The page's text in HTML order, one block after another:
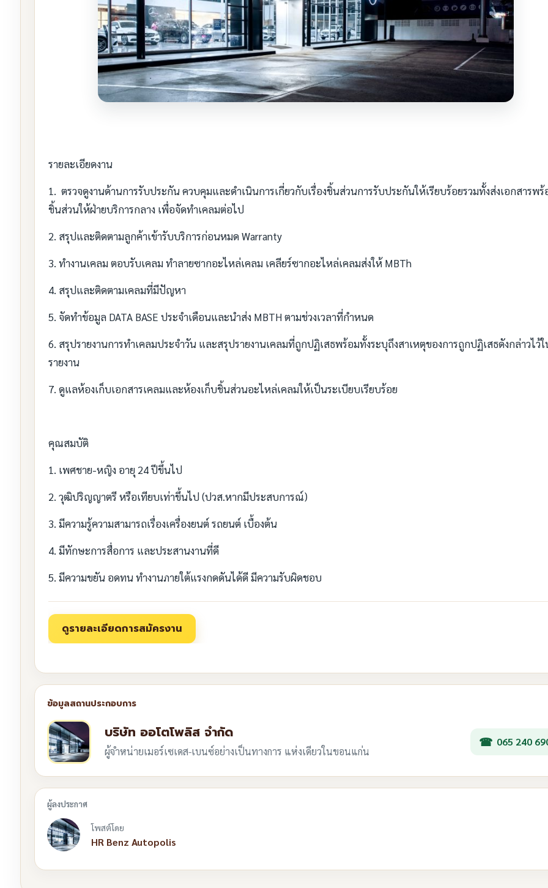
รายละเอียดงาน
1. ตรวจดูงานด้านการรับประกัน ควบคุมและดำเนินการเกี่ยวกับเรื่องชิ้นส่วนการรับประกันให้เรียบร้อยรวมทั้งส่งเอกสารพร้
ชิ้นส่วนให้ฝ่ายบริการกลาง เพื่อจัดทำเคลมต่อไป
2. สรุปและติดตามลูกค้าเข้ารับบริการก่อนหมด Warranty
3. ทำงานเคลม ตอบรับเคลม ทำลายซากอะไหล่เคลม เคลียร์ซากอะไหล่เคลมส่งให้ MBTh
4. สรุปและติดตามเคลมที่มีปัญหา
5. จัดทำข้อมูล DATA BASE ประจำเดือนและนำส่ง MBTH ตามช่วงเวลาที่กำหนด
6. สรุปรายงานการทำเคลมประจำวัน และสรุปรายงานเคลมที่ถูกปฏิเสธพร้อมทั้งระบุถึงสาเหตุของการถูกปฏิเสธดังกล่าวไว้
รายงาน
7. ดูแลห้องเก็บเอกสารเคลมและห้องเก็บชิ้นส่วนอะไหล่เคลมให้เป็นระเบียบเรียบร้อย
คุณสมบัติ
1. เพศชาย-หญิง อายุ 24 ปีขึ้นไป
2. วุฒิปริญญาตรี หรือเทียบเท่าขึ้นไป (ปวส.หากมีประสบการณ์)
3. มีความรู้ความสามารถเรื่องเครื่องยนต์ รถยนต์ เบื้องต้น
4. มีทักษะการสื่อการ และประสานงานที่ดี
5. มีความขยัน อดทน ทำงานภายใต้แรงกดดันได้ดี มีความรับผิดชอบ
บริษัท ออโตโพลิส จำกัด
ผู้จำหน่ายเมอร์เซเดส-เบนซ์อย่างเป็นทางการ แห่งเดียวในขอนแก่น
065 240
โพสต์โดย
HR Benz Autopolis